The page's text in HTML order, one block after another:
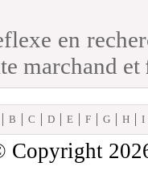
en
marchand et
B C D E F G H I
Copyright